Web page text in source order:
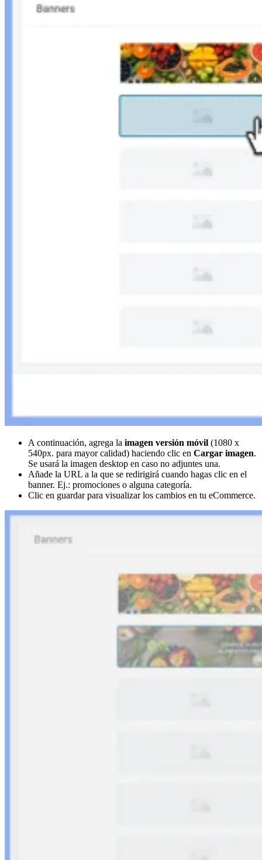
A continuación, agrega la imagen versión móvil (1080 x
540px. para mayor calidad) haciendo clic en Cargar imagen.
Se usará la imagen desktop en caso no adjuntes una.
Añade la URL a la que se redirigirá cuando hagas clic en el
banner. Ej.: promociones o alguna categoría.
Clic en guardar para visualizar los cambios en tu eCommerce.